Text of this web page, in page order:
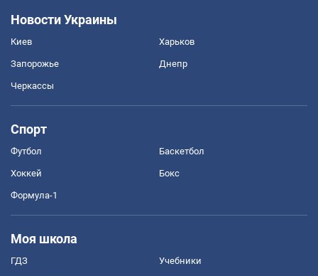
Новости Украины
Киев Харьков
Запорожье Днепр
Черкассы
Спорт
Футбол Баскетбол
Хоккей Бокс
Формула-1
Моя школа
ГДЗ Учебники